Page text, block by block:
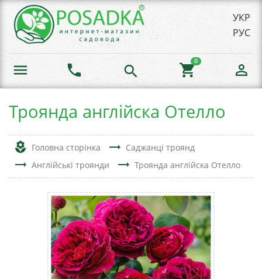
УКР
РУС
menu phone search shopping_cart
0
person_outline
Троянда англійска Отелло
local_florist Головна сторінка trending_flat Саджанці троянд
trending_flat Англійські троянди trending_flat Троянда англійска Отелло